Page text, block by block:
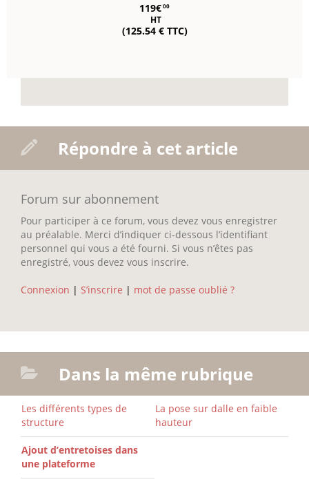
119€00
HT
(125.54 € TTC)
Répondre à cet article
Forum sur abonnement
Pour participer à ce forum, vous devez vous enregistrer
au préalable. Merci d’indiquer ci-dessous l’identifiant
personnel qui vous a été fourni. Si vous n’êtes pas
enregistré, vous devez vous inscrire.
Connexion | S’inscrire | mot de passe oublié ?
Dans la même rubrique
Les différents types de
structure
La pose sur dalle en faible
hauteur
Ajout d’entretoises dans
une plateforme